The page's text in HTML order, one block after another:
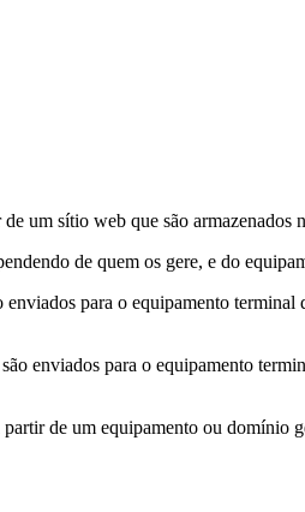
um sítio web que são
de quem os gere, e do
enviados para o equipamento
são enviados para o equipamento
de um equipamento ou domínio